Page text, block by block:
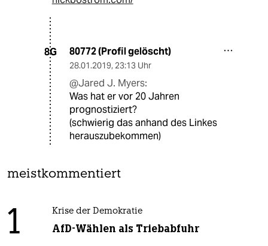
8G 80772 (Profil gelöscht)
28.01.2019, 23:13 Uhr
@Jared J. Myers:
Was hat er vor 20 Jahren
prognostiziert?
(schwierig das anhand des Linkes
herauszubekommen)
meistkommentiert
1 Krise der Demokratie
AfD-Wählen als Triebabfuhr